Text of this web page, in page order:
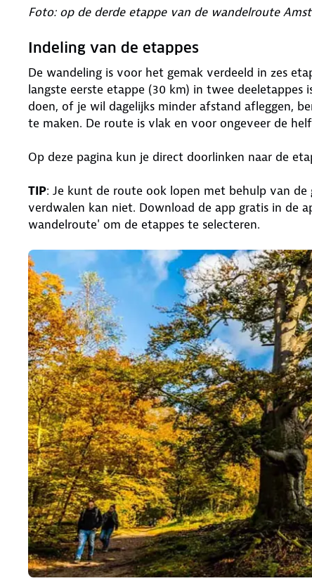
Foto: op de derde etappe van de wandelroute
Indeling van de etappes
De wandeling is voor het gemak verdeeld in zes
langste eerste etappe (30 km) in twee
doen, of je wil dagelijks minder afstand afleggen,
te maken. De route is vlak en voor ongeveer de
Op deze pagina kun je direct doorlinken naar de
TIP: Je kunt de route ook lopen met behulp van de
verdwalen kan niet. Download de app gratis in de
wandelroute' om de etappes te selecteren.